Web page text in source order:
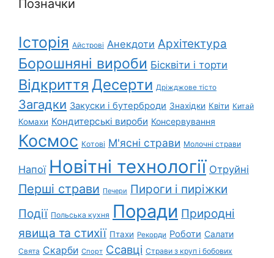
Позначки
Історія Айстрові Анекдоти Архітектура
Борошняні вироби Бісквіти і торти
Відкриття Десерти Дріжджове тісто
Загадки Закуски і бутерброди Знахідки Квіти Китай
Комахи Кондитерські вироби Консервування
Космос Котові М'ясні страви Молочні страви
Напої Новітні технології Отруйні
Перші страви Печери Пироги і пиріжки
Події Польська кухня Поради Природні
явища та стихії Птахи Рекорди Роботи Салати
Свята Скарби Спорт Ссавці Страви з круп і бобових